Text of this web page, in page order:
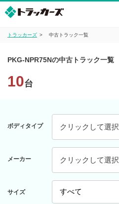
トラッカーズ 中古トラック一覧
PKG-NPR75Nの中古トラック一覧
10台
ボディタイプ クリックして選択
メーカー クリックして選択
サイズ